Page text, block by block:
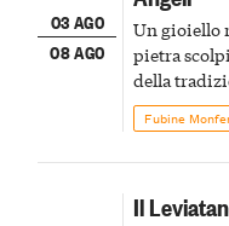
03 AGO
08 AGO
Un gioiello
pietra
della
Fubine
Il